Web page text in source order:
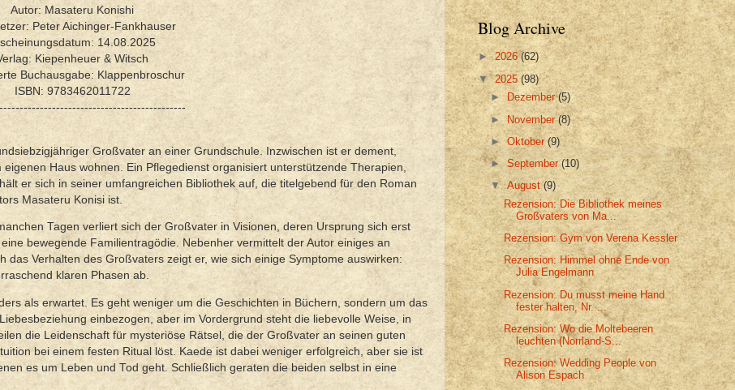
Autor: Masateru Konishi
Peter Aichinger-Fankhauser
14.08.2025
Kiepenheuer & Witsch
Buchausgabe: Klappenbroschur
ISBN: 9783462011722
Großvater an einer Grundschule. Inzwischen ist er dement,
Haus wohnen. Ein Pflegedienst organisiert unterstützende Therapien,
er sich in seiner umfangreichen Bibliothek auf, die titelgebend für den Roman
Masateru Konisi ist.
Tagen verliert sich der Großvater in Visionen, deren Ursprung sich erst
bewegende Familientragödie. Nebenher vermittelt der Autor einiges an
Verhalten des Großvaters zeigt er, wie sich einige Symptome auswirken:
klaren Phasen ab.
als erwartet. Es geht weniger um die Geschichten in Büchern, sondern um das
einbezogen, aber im Vordergrund steht die liebevolle Weise, in
die Leidenschaft für mysteriöse Rätsel, die der Großvater an seinen guten
bei einem festen Ritual löst. Kaede ist dabei weniger erfolgreich, aber sie ist
es um Leben und Tod geht. Schließlich geraten die beiden selbst in eine
Blog Archive
►2026(62)
▼2025(98)
►Dezember(5)
►November(8)
►Oktober(9)
►September(10)
▼August(9)
Rezension: Die Bibliothek meines
Großvaters von Ma...
Rezension: Gym von Verena Kessler
Rezension: Himmel ohne Ende von
Julia Engelmann
Rezension: Du musst meine Hand
fester halten, Nr. ...
Rezension: Wo die Moltebeeren
leuchten (Norrland-S...
Rezension: Wedding People von
Alison Espach